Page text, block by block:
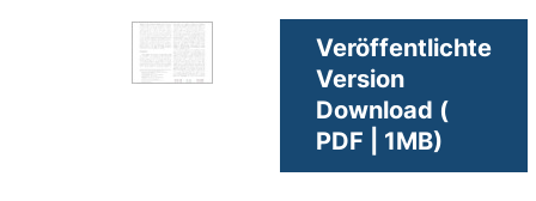
Veröffentlichte
Version
Download (
PDF | 1MB)